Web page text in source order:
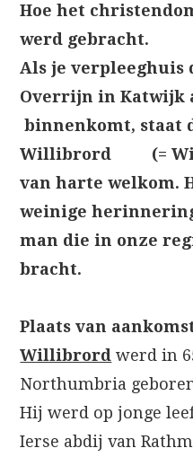
Hoe het
werd gebracht.
Als je verpleeghuis
Overrijn in Katwijk
binnenkomt, staat
Willibrord (=
van harte welkom.
weinige
man die in onze
bracht.
Plaats van
Willibrord werd in
Northumbria
Hij werd op jonge
Ierse abdij van